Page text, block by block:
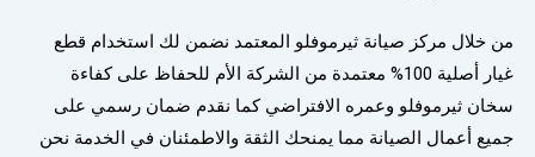
من خلال مركز صيانة ثيرموفلو المعتمد نضمن لك استخدام قطع
غيار أصلية 100% معتمدة من الشركة الأم للحفاظ على كفاءة
سخان ثيرموفلو وعمره الافتراضي كما نقدم ضمان رسمي على
جميع أعمال الصيانة مما يمنحك الثقة والاطمئنان في الخدمة نحن